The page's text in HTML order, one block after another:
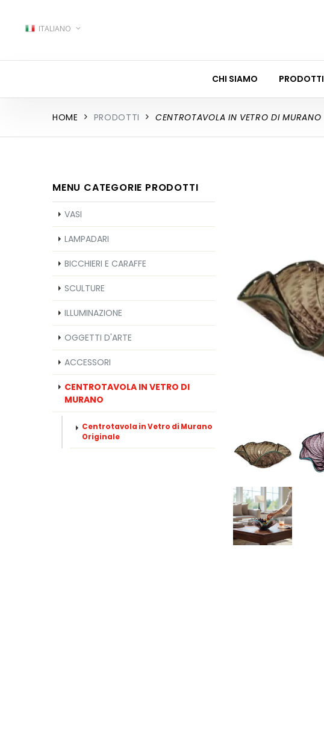
ITALIANO
CHI SIAMO PRODOTTI
HOME PRODOTTI CENTROTAVOLA IN VETRO DI MURANO
MENU CATEGORIE PRODOTTI
VASI
LAMPADARI
BICCHIERI E CARAFFE
SCULTURE
ILLUMINAZIONE
OGGETTI D'ARTE
ACCESSORI
CENTROTAVOLA IN VETRO DI
MURANO
Centrotavola in Vetro di Murano
Originale